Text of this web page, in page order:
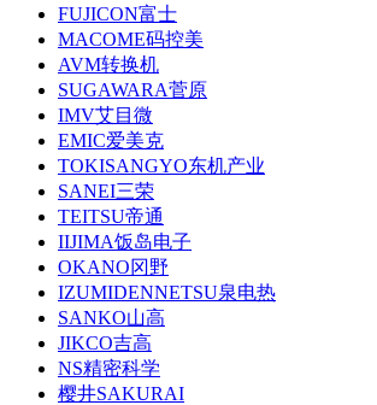
FUJICON富士
MACOME码控美
AVM转换机
SUGAWARA菅原
IMV艾目微
EMIC爱美克
TOKISANGYO东机产业
SANEI三荣
TEITSU帝通
IIJIMA饭岛电子
OKANO冈野
IZUMIDENNETSU泉电热
SANKO山高
JIKCO吉高
NS精密科学
樱井SAKURAI